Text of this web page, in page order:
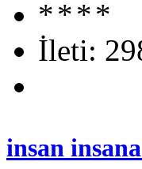
İleti:
insan